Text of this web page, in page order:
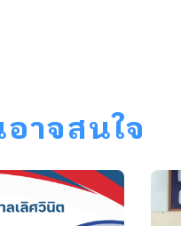
าจสนใจ